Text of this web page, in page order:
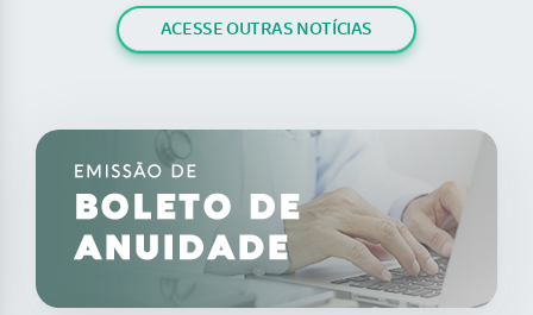
ACESSE OUTRAS NOTÍCIAS